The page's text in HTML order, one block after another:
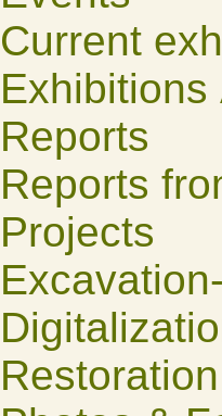
Current
Exhibitions
Reports
Reports
Projects